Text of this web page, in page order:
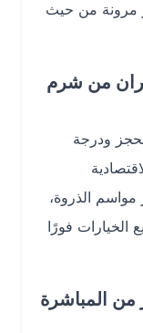
من حيث
شرم
الذروة،
فورًا